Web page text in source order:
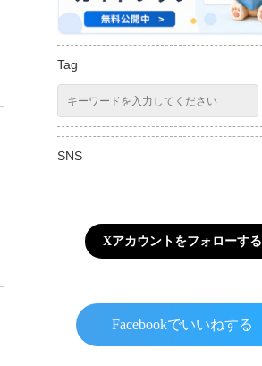
Tag
SNS
Xアカウントをフォローする
Facebookでいいねする